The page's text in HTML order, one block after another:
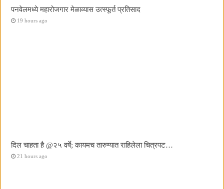
पनवेलमध्ये महारोजगार मेळाव्यास उत्स्फूर्त प्रतिसाद
19 hours ago
दिल चाहता है @२५ वर्षे; कायमच तारुण्यात राहिलेला चित्रपट…
21 hours ago